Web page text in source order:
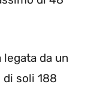
da un
soli 188